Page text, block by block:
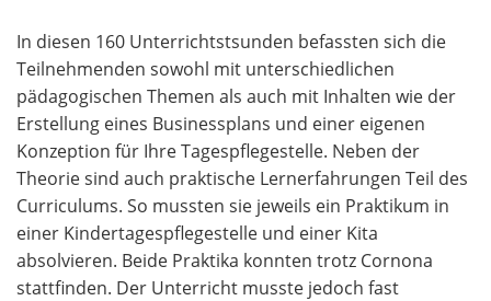
In diesen 160 Unterrichtstsunden befassten sich die
Teilnehmenden sowohl mit unterschiedlichen
pädagogischen Themen als auch mit Inhalten wie der
Erstellung eines Businessplans und einer eigenen
Konzeption für Ihre Tagespflegestelle. Neben der
Theorie sind auch praktische Lernerfahrungen Teil des
Curriculums. So mussten sie jeweils ein Praktikum in
einer Kindertagespflegestelle und einer Kita
absolvieren. Beide Praktika konnten trotz Cornona
stattfinden. Der Unterricht musste jedoch fast